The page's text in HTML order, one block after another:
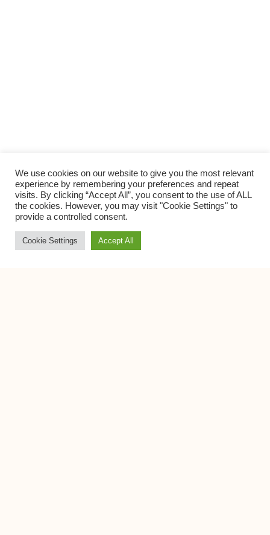
We use cookies on our website to give you the most relevant
experience by remembering your preferences and repeat
visits. By clicking “Accept All”, you consent to the use of ALL
the cookies. However, you may visit "Cookie Settings" to
provide a controlled consent.
Cookie Settings Accept All